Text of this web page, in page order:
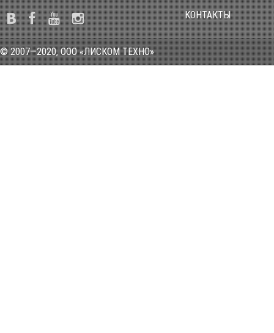
КОНТАКТЫ
© 2007—2020, ООО «ЛИСКОМ ТЕХНО»